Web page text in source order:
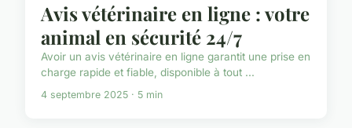
Avis vétérinaire en ligne : votre
animal en sécurité 24/7
Avoir un avis vétérinaire en ligne garantit une prise en
charge rapide et fiable, disponible à tout ...
4 septembre 2025 · 5 min